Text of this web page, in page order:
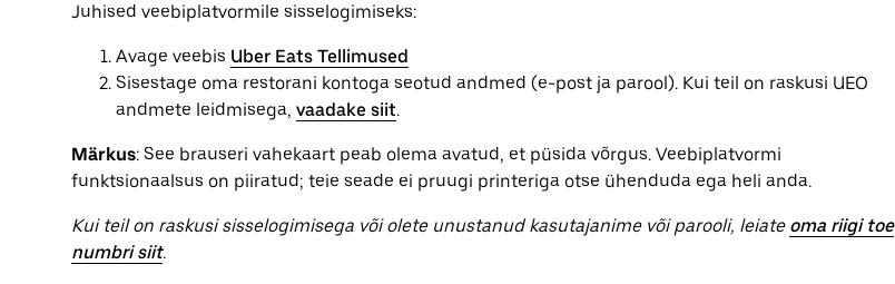
Juhised veebiplatvormile sisselogimiseks:
Avage veebis Uber Eats Tellimused
Sisestage oma restorani kontoga seotud andmed (e-post ja parool). Kui teil on raskusi UEO
andmete leidmisega, vaadake siit.
Märkus: See brauseri vahekaart peab olema avatud, et püsida võrgus. Veebiplatvormi
funktsionaalsus on piiratud; teie seade ei pruugi printeriga otse ühenduda ega heli anda.
Kui teil on raskusi sisselogimisega või olete unustanud kasutajanime või parooli, leiate oma riigi toe
numbri siit.